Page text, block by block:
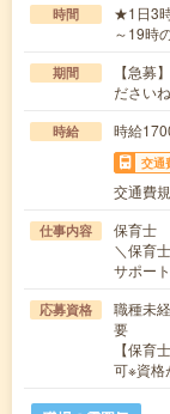
時間
★1日3
～19時
期間
【急募
ださいね
時給 時給
交通
交通費
仕事内容
保育士
＼保育
サポー
応募資格
職種未
要
【保育
可※資格